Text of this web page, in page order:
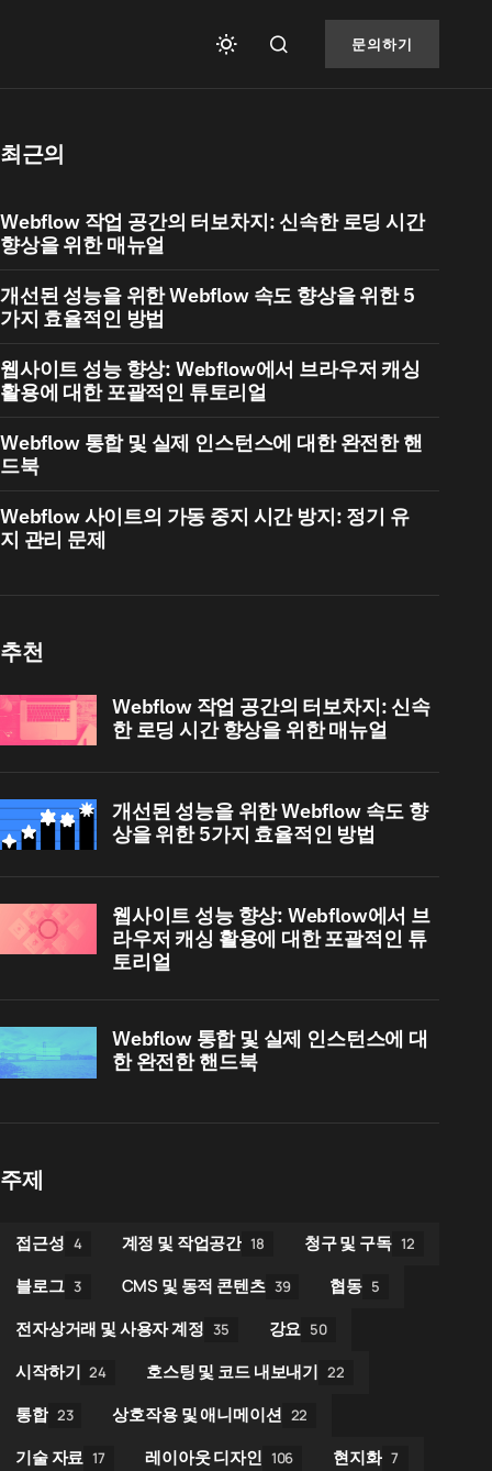
문의하기
최근의
Webflow 작업 공간의 터보차지: 신속한 로딩 시간
향상을 위한 매뉴얼
개선된 성능을 위한 Webflow 속도 향상을 위한 5
가지 효율적인 방법
웹사이트 성능 향상: Webflow에서 브라우저 캐싱
활용에 대한 포괄적인 튜토리얼
Webflow 통합 및 실제 인스턴스에 대한 완전한 핸
드북
Webflow 사이트의 가동 중지 시간 방지: 정기 유
지 관리 문제
추천
Webflow 작업 공간의 터보차지: 신속
한 로딩 시간 향상을 위한 매뉴얼
개선된 성능을 위한 Webflow 속도 향
상을 위한 5가지 효율적인 방법
웹사이트 성능 향상: Webflow에서 브
라우저 캐싱 활용에 대한 포괄적인 튜
토리얼
Webflow 통합 및 실제 인스턴스에 대
한 완전한 핸드북
주제
접근성 4 계정 및 작업공간 18 청구 및 구독 12
블로그 3 CMS 및 동적 콘텐츠 39 협동 5
전자상거래 및 사용자 계정 35 강요 50
시작하기 24 호스팅 및 코드 내보내기 22
통합 23 상호작용 및 애니메이션 22
기술 자료 17 레이아웃 디자인 106 현지화 7